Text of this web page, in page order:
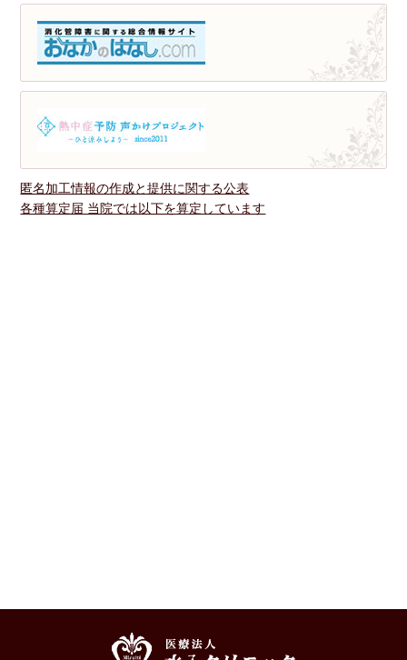
匿名加工情報の作成と提供に関する公表
各種算定届 当院では以下を算定しています